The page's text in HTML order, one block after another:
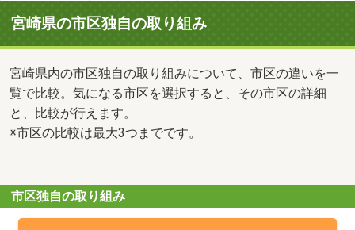
宮崎県の市区独自の取り組み
宮崎県内の市区独自の取り組みについて、市区の違いを一
覧で比較。気になる市区を選択すると、その市区の詳細
と、比較が行えます。
※市区の比較は最大3つまでです。
市区独自の取り組み